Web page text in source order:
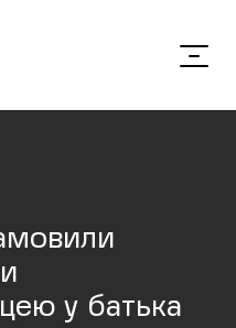
у батька